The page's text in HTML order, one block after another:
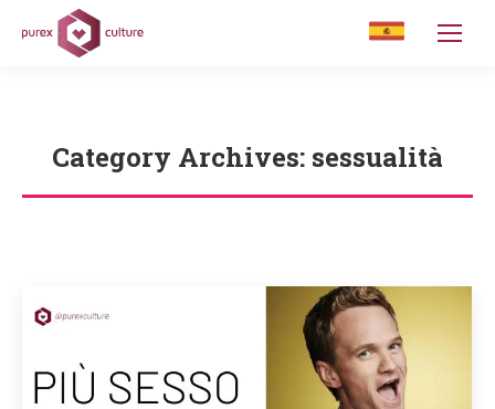
Category Archives: sessualità
You are here: